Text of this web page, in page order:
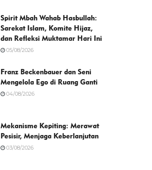
Spirit Mbah Wahab Hasbullah:
Sarekat Islam, Komite Hijaz,
dan Refleksi Muktamar Hari Ini
05/08/2026
Franz Beckenbauer dan Seni
Mengelola Ego di Ruang Ganti
04/08/2026
Mekanisme Kepiting: Merawat
Pesisir, Menjaga Keberlanjutan
03/08/2026